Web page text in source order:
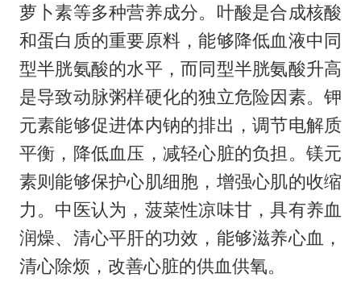
萝卜素等多种营养成分。叶酸是合成核酸
和蛋白质的重要原料，能够降低血液中同
型半胱氨酸的水平，而同型半胱氨酸升高
是导致动脉粥样硬化的独立危险因素。钾
元素能够促进体内钠的排出，调节电解质
平衡，降低血压，减轻心脏的负担。镁元
素则能够保护心肌细胞，增强心肌的收缩
力。中医认为，菠菜性凉味甘，具有养血
润燥、清心平肝的功效，能够滋养心血，
清心除烦，改善心脏的供血供氧。